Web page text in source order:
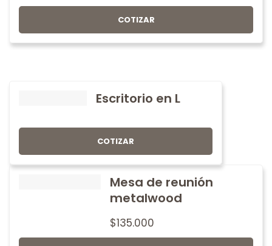
COTIZAR
Escritorio en L
COTIZAR
Mesa de reunión
metalwood
$135.000